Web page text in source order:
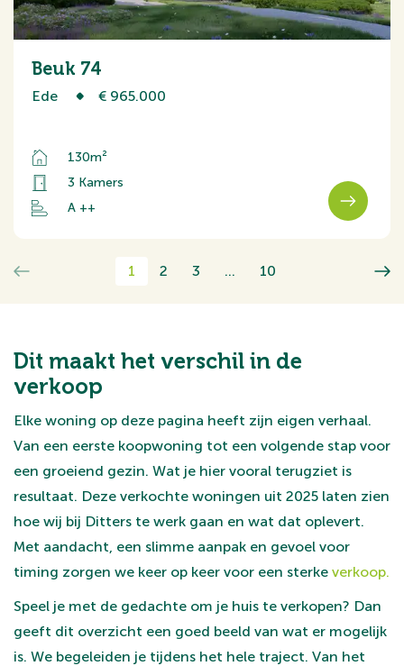
Beuk 74
Ede € 965.000
130m²
3 Kamers
A ++
1 2 3 ... 10
Dit maakt het verschil in de
verkoop
Elke woning op deze pagina heeft zijn eigen verhaal.
Van een eerste koopwoning tot een volgende stap voor
een groeiend gezin. Wat je hier vooral terugziet is
resultaat. Deze verkochte woningen uit 2025 laten zien
hoe wij bij Ditters te werk gaan en wat dat oplevert.
Met aandacht, een slimme aanpak en gevoel voor
timing zorgen we keer op keer voor een sterke verkoop.
Speel je met de gedachte om je huis te verkopen? Dan
geeft dit overzicht een goed beeld van wat er mogelijk
is. We begeleiden je tijdens het hele traject. Van het